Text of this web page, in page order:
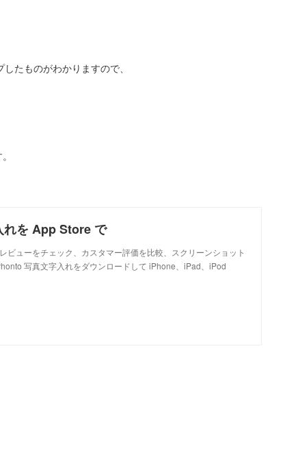
たものがわかりますので、
を App Store で
ビューをチェック、カスタマー評価を比較、スクリーンショット
写真文字入れをダウンロードして iPhone、iPad、iPod